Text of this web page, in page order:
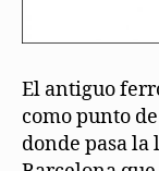
El antiguo
como punto
donde pasa